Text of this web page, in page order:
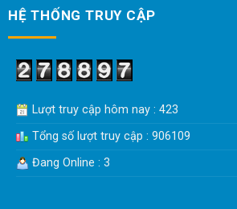
HỆ THỐNG TRUY CẬP
Lượt truy cập hôm nay : 423
Tổng số lượt truy cập : 906109
Đang Online : 3